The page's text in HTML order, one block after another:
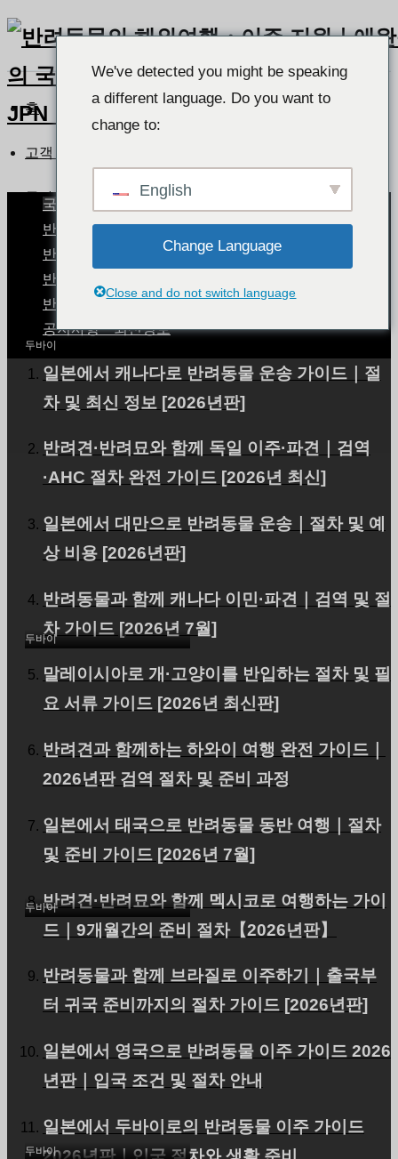
국가별 반려동물 현황
반려동물과 함께 사는 세상
반려동물과 함께 여행하기
반려동물 운송 절차
반려동물 건강 및 관리
공지사항・최신정보
일본에서 캐나다로 반려동물 운송 가이드｜절
차 및 최신 정보 [2026년판]
반려견·반려묘와 함께 독일 이주·파견｜검역
·AHC 절차 완전 가이드 [2026년 최신]
일본에서 대만으로 반려동물 운송｜절차 및 예
상 비용 [2026년판]
반려동물과 함께 캐나다 이민·파견｜검역 및 절
차 가이드 [2026년 7월]
말레이시아로 개·고양이를 반입하는 절차 및 필
요 서류 가이드 [2026년 최신판]
반려견과 함께하는 하와이 여행 완전 가이드｜
2026년판 검역 절차 및 준비 과정
일본에서 태국으로 반려동물 동반 여행｜절차
및 준비 가이드 [2026년 7월]
반려견·반려묘와 함께 멕시코로 여행하는 가이
드｜9개월간의 준비 절차【2026년판】
반려동물과 함께 브라질로 이주하기｜출국부
터 귀국 준비까지의 절차 가이드 [2026년판]
일본에서 영국으로 반려동물 이주 가이드 2026
년판｜입국 조건 및 절차 안내
일본에서 두바이로의 반려동물 이주 가이드
홈
고객 후기 목록
두바이
두바이
두바이
반려견(토이푸들)과 함께
도쿄에서 두바이까지｜운
이주
두바이
반려견(토이 푸들)과 함께
일본에서 두바이로｜운송
두바이
두바이에 애묘인(만치칸)
두바이
We've detected you might be speaking
a different language. Do you want to
change to:
English
Change Language
Close and do not switch language